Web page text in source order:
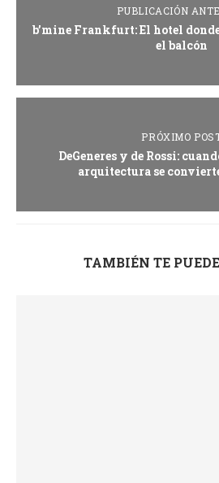
PUBLICACIÓN
b’mine Frankfurt: El hotel
el balcón
PRÓXIMO
DeGeneres y de Rossi:
arquitectura se
TAMBIÉN TE